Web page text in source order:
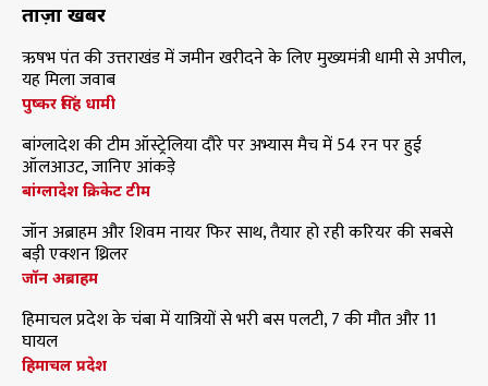
ताज़ा खबरें
ऋषभ पंत की उत्तराखंड में जमीन खरीदने के लिए मुख्यमंत्री धामी से अपील,
यह मिला जवाब
पुष्कर सिंह धामी
बांग्लादेश की टीम ऑस्ट्रेलिया दौरे पर अभ्यास मैच में 54 रन पर हुई
ऑलआउट, जानिए आंकड़े
बांग्लादेश क्रिकेट टीम
जॉन अब्राहम और शिवम नायर फिर साथ, तैयार हो रही करियर की सबसे
बड़ी एक्शन थ्रिलर
जॉन अब्राहम
हिमाचल प्रदेश के चंबा में यात्रियों से भरी बस पलटी, 7 की मौत और 11
घायल
हिमाचल प्रदेश